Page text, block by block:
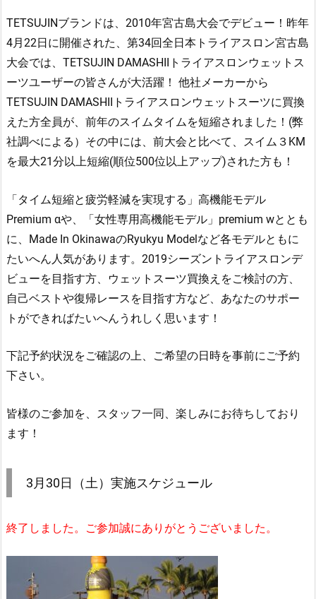
TETSUJINブランドは、2010年宮古島大会でデビュー！昨年
4月22日に開催された、第34回全日本トライアスロン宮古島
大会では、TETSUJIN DAMASHIIトライアスロンウェットス
ーツユーザーの皆さんが大活躍！ 他社メーカーから
TETSUJIN DAMASHIIトライアスロンウェットスーツに買換
えた方全員が、前年のスイムタイムを短縮されました！(弊
社調べによる）その中には、前大会と比べて、スイム３KM
を最大21分以上短縮(順位500位以上アップ)された方も！
「タイム短縮と疲労軽減を実現する」高機能モデル
Premium αや、「女性専用高機能モデル」premium wととも
に、Made In OkinawaのRyukyu Modelなど各モデルともに
たいへん人気があります。2019シーズントライアスロンデ
ビューを目指す方、ウェットスーツ買換えをご検討の方、
自己ベストや復帰レースを目指す方など、あなたのサポー
トができればたいへんうれしく思います！
下記予約状況をご確認の上、ご希望の日時を事前にご予約
下さい。
皆様のご参加を、スタッフ一同、楽しみにお待ちしており
ます！
3月30日（土）実施スケジュール
終了しました。ご参加誠にありがとうございました。